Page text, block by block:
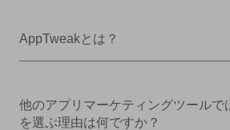
AppTweakとは？
他のアプリマーケティングツールで
を選ぶ理由は何ですか？